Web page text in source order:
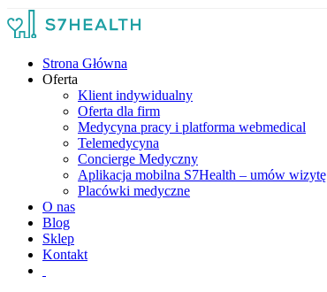
Strona Główna
Oferta
Klient indywidualny
Oferta dla firm
Medycyna pracy i platforma webmedical
Telemedycyna
Concierge Medyczny
Aplikacja mobilna S7Health – umów wizytę
Placówki medyczne
O nas
Blog
Sklep
Kontakt